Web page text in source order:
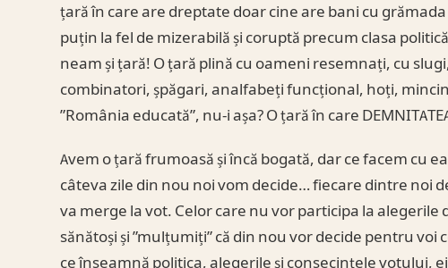
țară în care are dreptate doar cine are bani cu
puțin la fel de mizerabilă și coruptă precum clasa
neam și țară! O țară plină cu oameni resemnați, cu
combinatori, șpăgari, analfabeți funcțional, hoți,
”România educată”, nu-i așa? O țară în care
Avem o țară frumoasă și încă bogată, dar ce facem cu
câteva zile din nou noi vom decide… fiecare dintre noi
va merge la vot. Celor care nu vor participa la alegerile
sănătoși și ”mulțumiți” că din nou vor decide pentru
ce înseamnă politica, alegerile și consecințele votului,